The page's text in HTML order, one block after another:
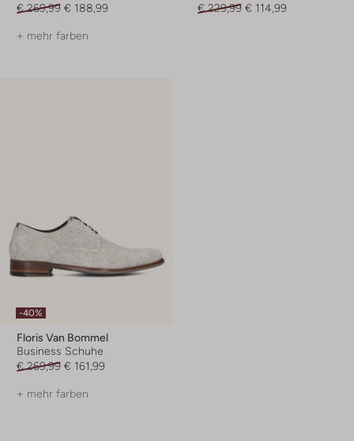
€ 269,99 € 188,99
+ mehr farben
€ 229,99 € 114,99
-40%
Floris Van Bommel
Business Schuhe
€ 269,99 € 161,99
+ mehr farben